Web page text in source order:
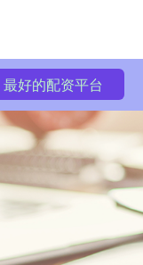
最好的配资平台